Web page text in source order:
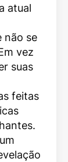
atual
não se
vez
suas
feitas